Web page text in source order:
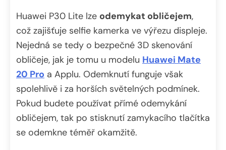
Huawei P30 Lite lze odemykat obličejem,
což zajišťuje selfie kamerka ve výřezu displeje.
Nejedná se tedy o bezpečné 3D skenování
obličeje, jak je tomu u modelu Huawei Mate
20 Pro a Applu. Odemknutí funguje však
spolehlivě i za horších světelných podmínek.
Pokud budete používat přímé odemykání
obličejem, tak po stisknutí zamykacího tlačítka
se odemkne téměř okamžitě.